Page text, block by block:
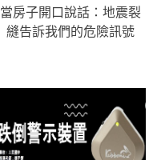
當房子開口說話：地震裂
縫告訴我們的危險訊號